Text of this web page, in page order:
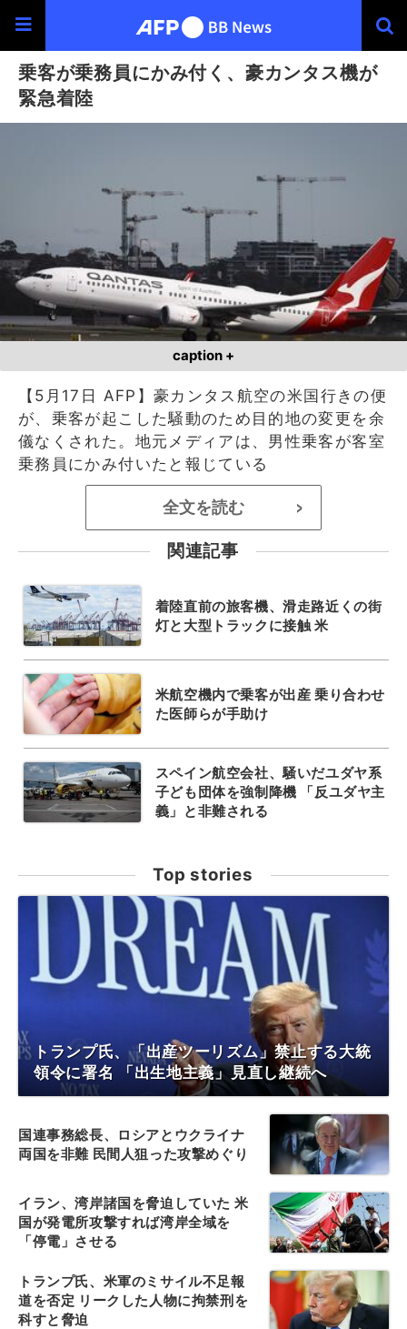
乗客が乗務員にかみ付く、豪カンタス機が
緊急着陸
caption +
【5月17日 AFP】豪カンタス航空の米国行きの便
が、乗客が起こした騒動のため目的地の変更を余
儀なくされた。地元メディアは、男性乗客が客室
乗務員にかみ付いたと報じている
全文を読む >
関連記事
着陸直前の旅客機、滑走路近くの街
灯と大型トラックに接触 米
米航空機内で乗客が出産 乗り合わせ
た医師らが手助け
スペイン航空会社、騒いだユダヤ系
子ども団体を強制降機 「反ユダヤ主
義」と非難される
Top stories
トランプ氏、「出産ツーリズム」禁止する大統
領令に署名 「出生地主義」見直し継続へ
国連事務総長、ロシアとウクライナ
両国を非難 民間人狙った攻撃めぐり
イラン、湾岸諸国を脅迫していた 米
国が発電所攻撃すれば湾岸全域を
「停電」させる
トランプ氏、米軍のミサイル不足報
道を否定 リークした人物に拘禁刑を
科すと脅迫